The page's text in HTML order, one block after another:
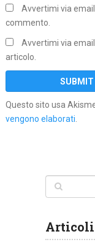
Avvertimi via
commento.
Avvertimi via
articolo.
Questo sito usa
vengono elaborati.